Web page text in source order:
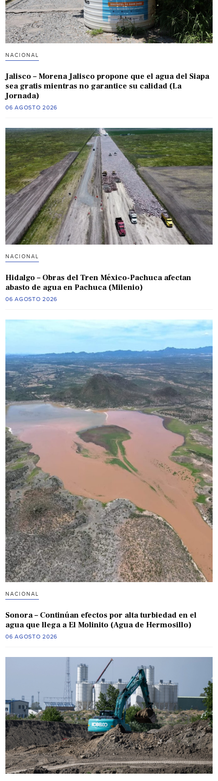
NACIONAL
Jalisco – Morena Jalisco propone que el agua del Siapa
sea gratis mientras no garantice su calidad (La
Jornada)
06 AGOSTO 2026
NACIONAL
Hidalgo – Obras del Tren México-Pachuca afectan
abasto de agua en Pachuca (Milenio)
06 AGOSTO 2026
NACIONAL
Sonora – Continúan efectos por alta turbiedad en el
agua que llega a El Molinito (Agua de Hermosillo)
06 AGOSTO 2026